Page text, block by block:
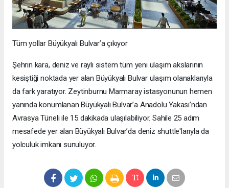
Tüm yollar Büyükyalı Bulvar’a çıkıyor
Şehrin kara, deniz ve raylı sistem tüm yeni ulaşım akslarının
kesiştiği noktada yer alan Büyükyalı Bulvar ulaşım olanaklarıyla
da fark yaratıyor. Zeytinburnu Marmaray istasyonunun hemen
yanında konumlanan Büyükyalı Bulvar’a Anadolu Yakası’ndan
Avrasya Tüneli ile 15 dakikada ulaşılabiliyor. Sahile 25 adım
mesafede yer alan Büyükyalı Bulvar’da deniz shuttle'larıyla da
yolculuk imkanı sunuluyor.